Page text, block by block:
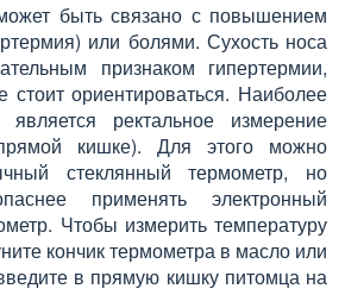
быть связано с повышением
или болями. Сухость носа
признаком гипертермии,
стоит ориентироваться. Наиболее
ректальное измерение
кишке). Для этого можно
стеклянный термометр, но
применять электронный
Чтобы измерить температуру
кончик термометра в масло или
в прямую кишку питомца на